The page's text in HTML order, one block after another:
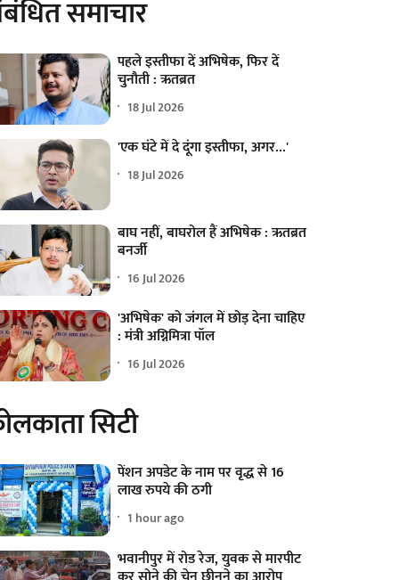
समाचार
पहले इस्तीफा दें अभिषेक, फिर दें
चुनौती : ऋतब्रत
18 Jul 2026
'एक घंटे में दे दूंगा इस्तीफा, अगर...'
18 Jul 2026
बाघ नहीं, बाघरोल हैं अभिषेक : ऋतब्रत
बनर्जी
16 Jul 2026
'अभिषेक' को जंगल में छोड़ देना चाहिए
: मंत्री अग्निमित्रा पॉल
16 Jul 2026
सिटी
पेंशन अपडेट के नाम पर वृद्ध से 16
लाख रुपये की ठगी
1 hour ago
भवानीपुर में रोड रेज, युवक से मारपीट